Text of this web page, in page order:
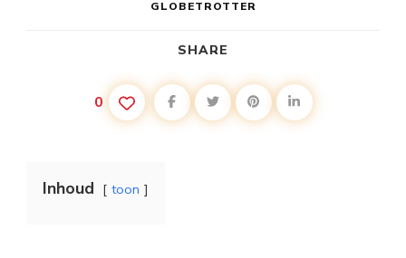
GLOBETROTTER
SHARE
0
Inhoud toon